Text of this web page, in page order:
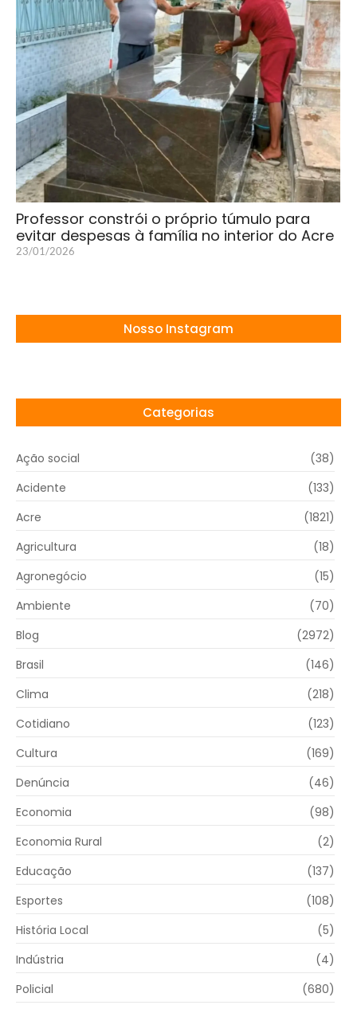
Professor constrói o próprio túmulo para
evitar despesas à família no interior do Acre
23/01/2026
Nosso Instagram
Categorias
Ação social
(38)
Acidente
(133)
Acre
(1821)
Agricultura
(18)
Agronegócio
(15)
Ambiente
(70)
Blog
(2972)
Brasil
(146)
Clima
(218)
Cotidiano
(123)
Cultura
(169)
Denúncia
(46)
Economia
(98)
Economia Rural
(2)
Educação
(137)
Esportes
(108)
História Local
(5)
Indústria
(4)
Policial
(680)